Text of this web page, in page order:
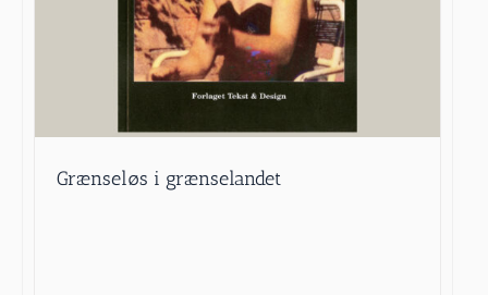
Grænseløs i grænselandet